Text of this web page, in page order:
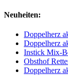
Neuheiten:
Doppelherz
Doppelherz
Instick Mix-
Obsthof
Doppelherz